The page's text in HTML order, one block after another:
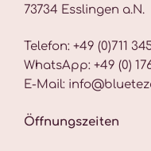
73734 Esslingen a.N.
Telefon: +49 (0)711
WhatsApp: +49 (0)
E-Mail:
Öffnungszeiten